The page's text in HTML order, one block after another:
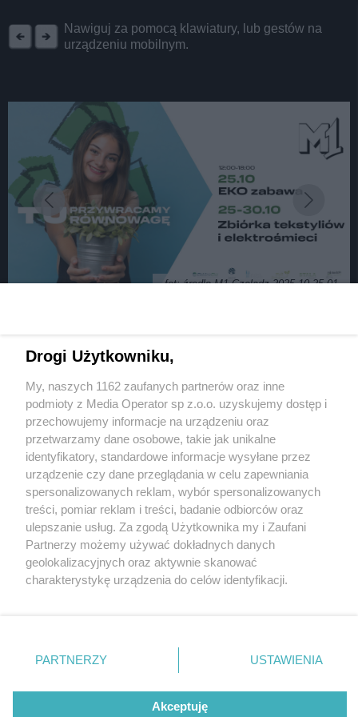
Nawiguj za pomocą klawiatury, lub gestów na
urządzeniu mobilnym.
fot: źrodlo M1 Czeladz 2025 10 25 01
ciuchy? Wystarczy przynieść elektrośmieci lub
tekstylia pod Centrum Handlowe «M1»
2 / 2
Czeladz Centrum Handlowe
M1 Wrzosy Za Smieci Plakat Z
Wróć do artykułu:
Będzin, Czeladź. Wrzosy za stare klamory i
ciuchy? Wystarczy przynieść elektrośmieci lub
Wydawca mediów lokalnych
Nie zapomnij
zapoznać się z:
polityką prywatności
Twojemiasto
Piekary Śląskie
Chorzów
Tarnowskie Góry
Gliwice
Skontakuj sięz nami
Kontakt
Redakcja
Newsletter
Drogi Użytkowniku,
My, naszych 1162 zaufanych partnerów oraz inne
podmioty z Media Operator sp z.o.o. uzyskujemy dostęp i
przechowujemy informacje na urządzeniu oraz
przetwarzamy dane osobowe, takie jak unikalne
identyfikatory, standardowe informacje wysyłane przez
urządzenie czy dane przeglądania w celu zapewniania
spersonalizowanych reklam, wybór spersonalizowanych
treści, pomiar reklam i treści, badanie odbiorców oraz
ulepszanie usług. Za zgodą Użytkownika my i Zaufani
Partnerzy możemy używać dokładnych danych
geolokalizacyjnych oraz aktywnie skanować
charakterystykę urządzenia do celów identyfikacji.
zmienić/wycofać klikając przycisk ustawień prywatności
znajdujący się w lewym dolnym rogu strony
rodzaje przetwarzania danych nie wymagają zgody
użytkownika, ale masz prawo sprzeciwić się takiemu
PARTNERZY USTAWIENIA
Akceptuję